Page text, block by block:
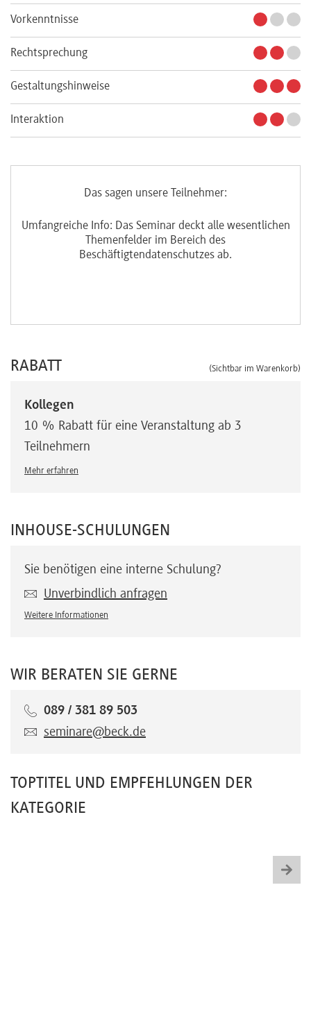
Vorkenntnisse
Rechtsprechung
Gestaltungshinweise
Interaktion
Das sagen unsere Teilnehmer:
Umfangreiche Info: Das Seminar deckt alle wesentlichen
Themenfelder im Bereich des
Beschäftigtendatenschutzes ab.
RABATT (Sichtbar im Warenkorb)
Kollegen
10 % Rabatt für eine Veranstaltung ab 3
Teilnehmern
Mehr erfahren
INHOUSE-SCHULUNGEN
Sie benötigen eine interne Schulung?
Unverbindlich anfragen
Weitere Informationen
WIR BERATEN SIE GERNE
089 / 381 89 503
seminare@beck.de
TOPTITEL UND EMPFEHLUNGEN DER
KATEGORIE